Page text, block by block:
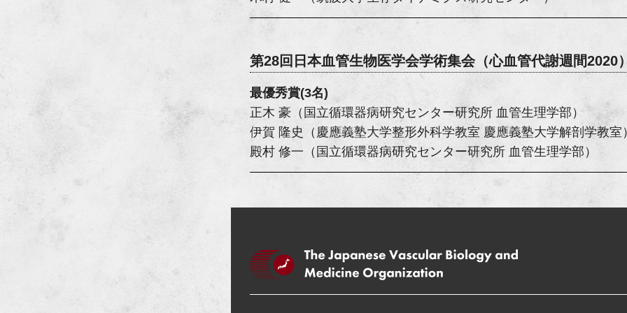
第28回日本血管生物医学会学術集会（心血管代謝週間2020
最優秀賞(3名)
正木 豪（国立循環器病研究センター研究所 血管生理学部）
伊賀 隆史（慶應義塾大学整形外科学教室 慶應義塾大学解剖学教室
殿村 修一（国立循環器病研究センター研究所 血管生理学部）